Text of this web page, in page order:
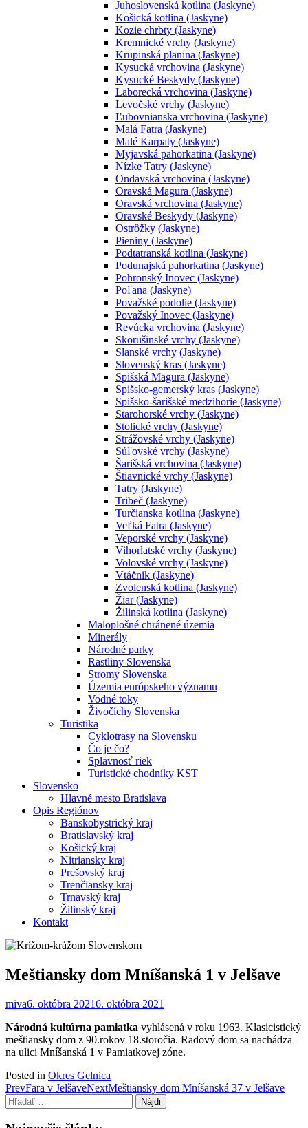
Juhoslovenská kotlina (Jaskyne)
Košická kotlina (Jaskyne)
Kozie chrbty (Jaskyne)
Kremnické vrchy (Jaskyne)
Krupinská planina (Jaskyne)
Kysucká vrchovina (Jaskyne)
Kysucké Beskydy (Jaskyne)
Laborecká vrchovina (Jaskyne)
Levočské vrchy (Jaskyne)
Ľubovnianska vrchovina (Jaskyne)
Malá Fatra (Jaskyne)
Malé Karpaty (Jaskyne)
Myjavská pahorkatina (Jaskyne)
Nízke Tatry (Jaskyne)
Ondavská vrchovina (Jaskyne)
Oravská Magura (Jaskyne)
Oravská vrchovina (Jaskyne)
Oravské Beskydy (Jaskyne)
Ostrôžky (Jaskyne)
Pieniny (Jaskyne)
Podtatranská kotlina (Jaskyne)
Podunajská pahorkatina (Jaskyne)
Pohronský Inovec (Jaskyne)
Poľana (Jaskyne)
Považské podolie (Jaskyne)
Považský Inovec (Jaskyne)
Revúcka vrchovina (Jaskyne)
Skorušinské vrchy (Jaskyne)
Slanské vrchy (Jaskyne)
Slovenský kras (Jaskyne)
Spišská Magura (Jaskyne)
Spišsko-gemerský kras (Jaskyne)
Spišsko-šarišské medzihorie (Jaskyne)
Starohorské vrchy (Jaskyne)
Stolické vrchy (Jaskyne)
Strážovské vrchy (Jaskyne)
Súľovské vrchy (Jaskyne)
Šarišská vrchovina (Jaskyne)
Štiavnické vrchy (Jaskyne)
Tatry (Jaskyne)
Tribeč (Jaskyne)
Turčianska kotlina (Jaskyne)
Veľká Fatra (Jaskyne)
Veporské vrchy (Jaskyne)
Vihorlatské vrchy (Jaskyne)
Volovské vrchy (Jaskyne)
Vtáčnik (Jaskyne)
Zvolenská kotlina (Jaskyne)
Žiar (Jaskyne)
Žilinská kotlina (Jaskyne)
Maloplošné chránené územia
Minerály
Národné parky
Rastliny Slovenska
Stromy Slovenska
Územia európskeho významu
Vodné toky
Živočíchy Slovenska
Turistika
Cyklotrasy na Slovensku
Čo je čo?
Splavnosť riek
Turistické chodníky KST
Slovensko
Hlavné mesto Bratislava
Opis Regiónov
Banskobystrický kraj
Bratislavský kraj
Košický kraj
Nitriansky kraj
Prešovský kraj
Trenčiansky kraj
Trnavský kraj
Žilinský kraj
Kontakt
Meštiansky dom Mníšanská 1 v Jelšave
miva6. októbra 20216. októbra 2021
Národná kultúrna pamiatka vyhlásená v roku 1963. Klasicistický
meštiansky dom z 90.rokov 18.storočia. Radový dom sa nachádza
na ulici Mníšanská 1 v Pamiatkovej zóne.
Posted in Okres Gelnica
Post
navigation
PrevFara v JelšaveNextMeštiansky dom Mníšanská 37 v Jelšave
Hľadať: